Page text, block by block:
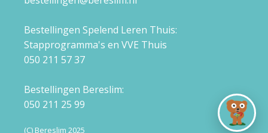
Bestellingen Spelend Leren Thuis:
Stapprogramma's en VVE Thuis
050 211 57 37
Bestellingen Bereslim:
050 211 25 99
(C) Bereslim 2025